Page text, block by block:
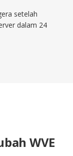
setelah
dalam 24
WVE